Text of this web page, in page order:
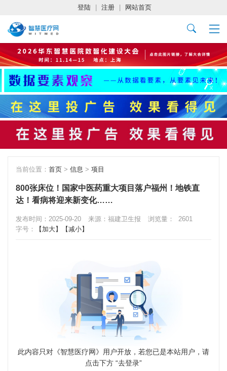
登陆 注册 网站首页
当前位置： 首页 > 信息 > 项目
800张床位！国家中医药重大项目落户福州！地铁直
达！看病将迎来新变化……
发布时间：2025-09-20 来源：福建卫生报 浏览量：
2601
字号：
【加大】 【减小】
此内容只对《智慧医疗网》用户开放，若您已是本站用户，请
点击下方 “去登录”